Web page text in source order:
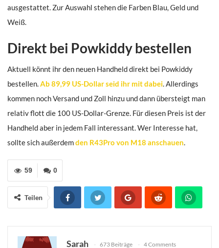
ausgestattet. Zur Auswahl stehen die Farben Blau, Geld und
Weiß.
Direkt bei Powkiddy bestellen
Aktuell könnt ihr den neuen Handheld direkt bei Powkiddy
bestellen.Ab 89,99 US-Dollar seid ihr mit dabei. Allerdings
kommen noch Versand und Zoll hinzu und dann übersteigt man
relativ flott die 100 US-Dollar-Grenze. Für diesen Preis ist der
Handheld aber in jedem Fall interessant. Wer Interesse hat,
sollte sich außerdemden R43Pro von M18 anschauen.
0
59
Teilen
Sarah 673 Beiträge 4 Comments